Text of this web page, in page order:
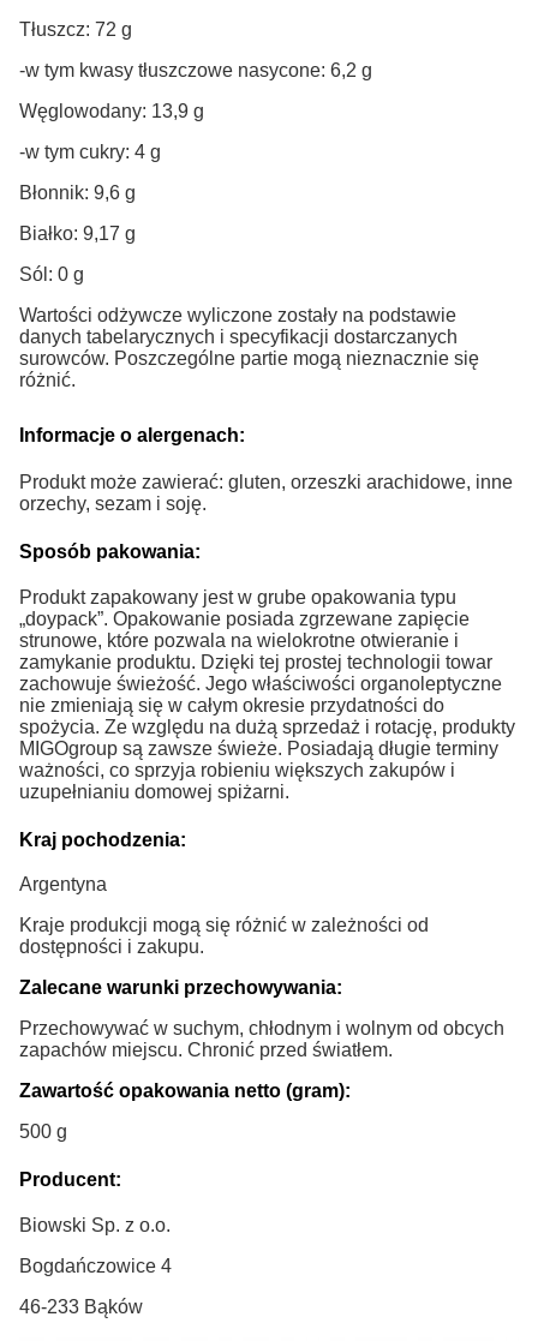
Tłuszcz: 72 g
-w tym kwasy tłuszczowe nasycone: 6,2 g
Węglowodany: 13,9 g
-w tym cukry: 4 g
Błonnik: 9,6 g
Białko: 9,17 g
Sól: 0 g
Wartości odżywcze wyliczone zostały na podstawie
danych tabelarycznych i specyfikacji dostarczanych
surowców. Poszczególne partie mogą nieznacznie się
różnić.
Informacje o alergenach:
Produkt może zawierać: gluten, orzeszki arachidowe, inne
orzechy, sezam i soję.
Sposób pakowania:
Produkt zapakowany jest w grube opakowania typu
„doypack”. Opakowanie posiada zgrzewane zapięcie
strunowe, które pozwala na wielokrotne otwieranie i
zamykanie produktu. Dzięki tej prostej technologii towar
zachowuje świeżość. Jego właściwości organoleptyczne
nie zmieniają się w całym okresie przydatności do
spożycia. Ze względu na dużą sprzedaż i rotację, produkty
MIGOgroup są zawsze świeże. Posiadają długie terminy
ważności, co sprzyja robieniu większych zakupów i
uzupełnianiu domowej spiżarni.
Kraj pochodzenia:
Argentyna
Kraje produkcji mogą się różnić w zależności od
dostępności i zakupu.
Zalecane warunki przechowywania:
Przechowywać w suchym, chłodnym i wolnym od obcych
zapachów miejscu. Chronić przed światłem.
Zawartość opakowania netto (gram):
500 g
Producent:
Biowski Sp. z o.o.
Bogdańczowice 4
46-233 Bąków